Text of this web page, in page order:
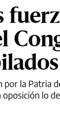
por la Patria
oposición lo